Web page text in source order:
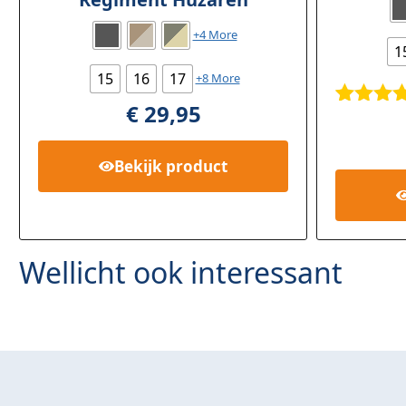
+4 More
15 16 17 +8 More
€29,95
Bekijk product
klant
Wellicht ook interessant